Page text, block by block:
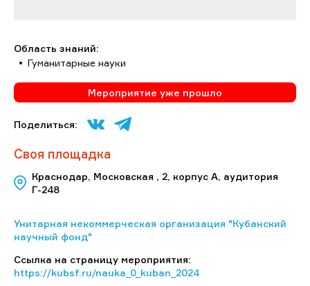
Область знаний:
Гуманитарные науки
Мероприятие уже прошло
Поделиться:
Своя площадка
Краснодар, Московская , 2, корпус А, аудитория
Г-248
Унитарная некоммерческая организация "Кубанский
научный фонд"
Ссылка на страницу мероприятия:
https://kubsf.ru/nauka_0_kuban_2024